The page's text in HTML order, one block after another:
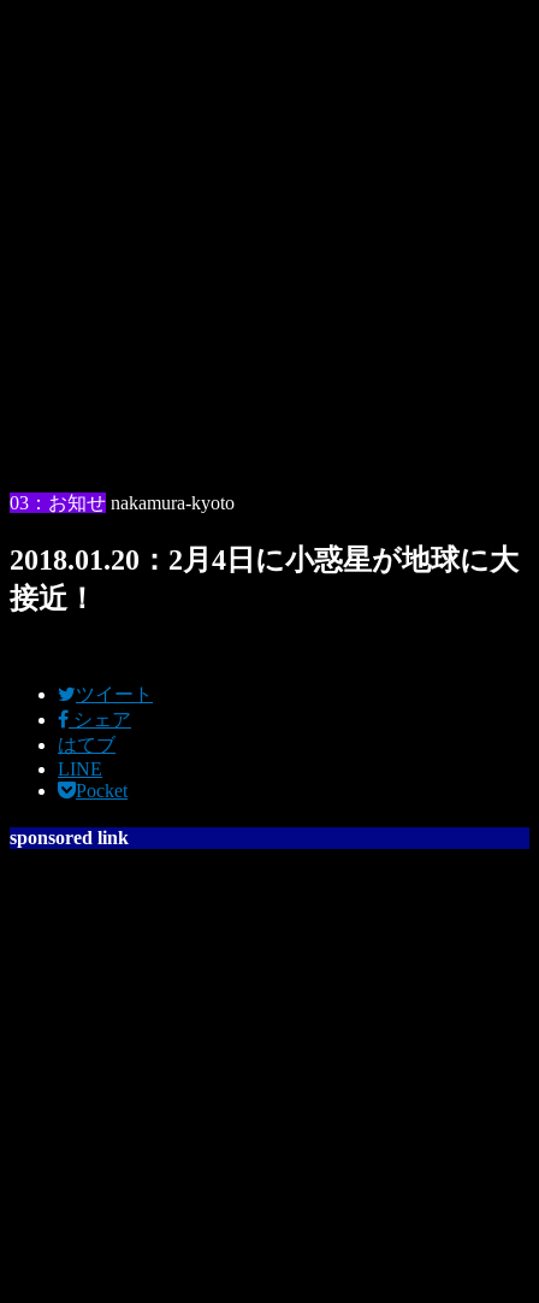
03：お知せ nakamura-kyoto
2018.01.20：2月4日に小惑星が地球に大
接近！
ツイート
シェア
はてブ
LINE
Pocket
sponsored link